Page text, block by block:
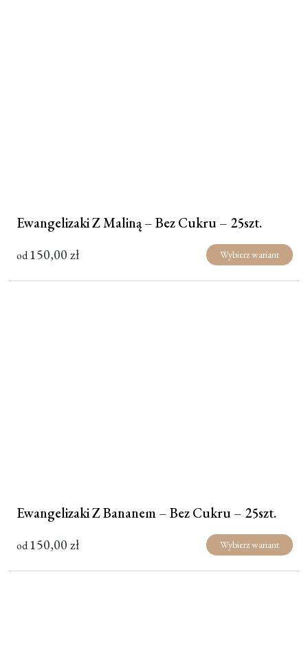
Ewangelizaki Z Maliną – Bez Cukru – 25szt.
od150,00zł Wybierz wariant
Ewangelizaki Z Bananem – Bez Cukru – 25szt.
od150,00zł Wybierz wariant